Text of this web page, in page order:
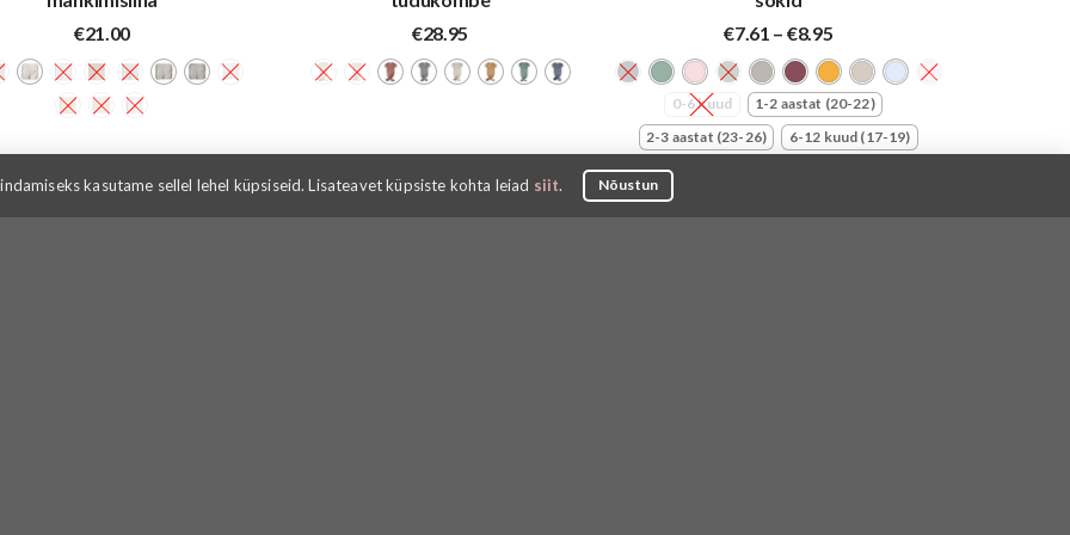
kasutame sellel lehel küpsiseid. Lisateavet küpsiste kohta leiad siit. Nõustun
€21.00
€28.95
€7.61 – €8.95Hinnavahemik:
€7.61
kuni
€8.95
0-6 kuud
1-2 aastat (20-22)
2-3 aastat (23-26)
6-12 kuud (17-19)